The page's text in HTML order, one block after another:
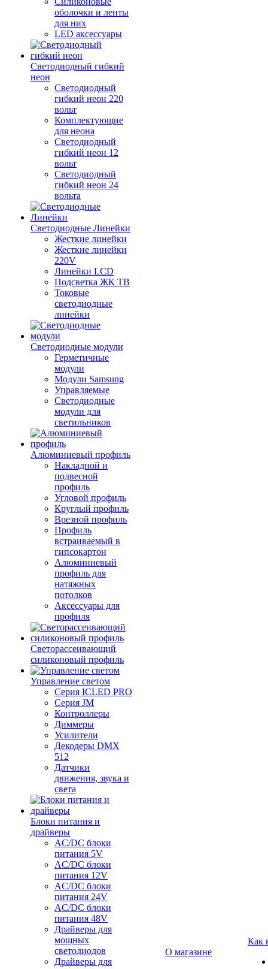
оболочки и ленты
для них
LED аксессуары
Светодиодный гибкий
неон
Светодиодный
гибкий неон 220
вольт
Комплектующие
для неона
Светодиодный
гибкий неон 12
вольт
Светодиодный
гибкий неон 24
вольта
Светодиодные Линейки
Жесткие линейки
Жесткие линейки
220V
Линейки LCD
Подсветка ЖК ТВ
Токовые
светодиодные
линейки
Светодиодные модули
Герметичные
модули
Модули Samsung
Управляемые
Светодиодные
модули для
светильников
Алюминиевый профиль
Накладной и
подвесной
профиль
Угловой профиль
Круглый профиль
Врезной профиль
Профиль
встраиваемый в
гипсокартон
Алюминиевый
профиль для
натяжных
потолков
Аксессуары для
профиля
Светорассеивающий
силиконовый профиль
Управление светом
Серия ICLED PRO
Серия JM
Контроллеры
Диммеры
Усилители
Декодеры DMX
512
Датчики
движения, звука и
света
Блоки питания и
драйверы
AC/DC блоки
питания 5V
AC/DC блоки
питания 12V
AC/DC блоки
питания 24V
AC/DC блоки
питания 48V
Драйверы для
мощных
светодиодов
Драйверы для
О магазине
Как